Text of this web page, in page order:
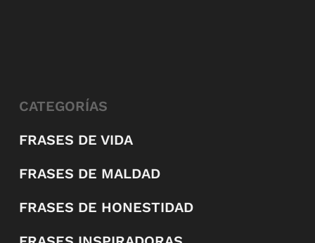
CATEGORÍAS
FRASES DE VIDA
FRASES DE MALDAD
FRASES DE HONESTIDAD